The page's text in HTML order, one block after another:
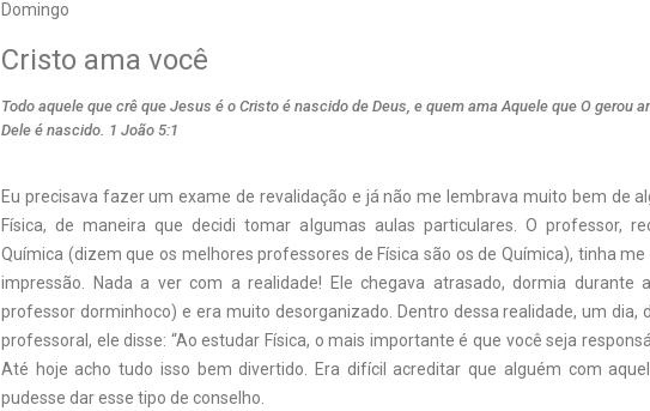
Domingo
Cristo ama você
Todo aquele que crê que Jesus é o Cristo é nascido de Deus, e quem ama Aquele que O gerou
Dele é nascido. 1 João 5:1
Eu precisava fazer um exame de revalidação e já não me lembrava muito bem de
Física, de maneira que decidi tomar algumas aulas particulares. O professor,
Química (dizem que os melhores professores de Física são os de Química), tinha
impressão. Nada a ver com a realidade! Ele chegava atrasado, dormia durante
professor dorminhoco) e era muito desorganizado. Dentro dessa realidade, um dia,
professoral, ele disse: “Ao estudar Física, o mais importante é que você seja
Até hoje acho tudo isso bem divertido. Era difícil acreditar que alguém com
pudesse dar esse tipo de conselho.